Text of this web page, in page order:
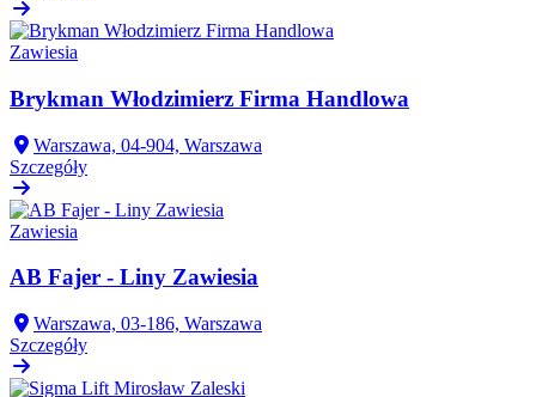
Zawiesia
Brykman Włodzimierz Firma Handlowa
Warszawa, 04-904, Warszawa
Szczegóły
Zawiesia
AB Fajer - Liny Zawiesia
Warszawa, 03-186, Warszawa
Szczegóły